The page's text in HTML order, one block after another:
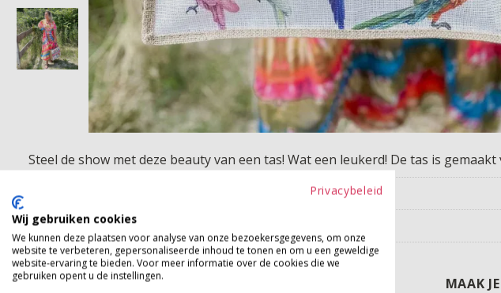
Steel de show met deze beauty van een tas! Wat een leukerd! De tas is
Betaalinformatie
MAAK
Privacybeleid
Wij gebruiken cookies
We kunnen deze plaatsen voor analyse van onze bezoekersgegevens, om onze
website te verbeteren, gepersonaliseerde inhoud te tonen en om u een geweldige
website-ervaring te bieden. Voor meer informatie over de cookies die we
gebruiken opent u de instellingen.